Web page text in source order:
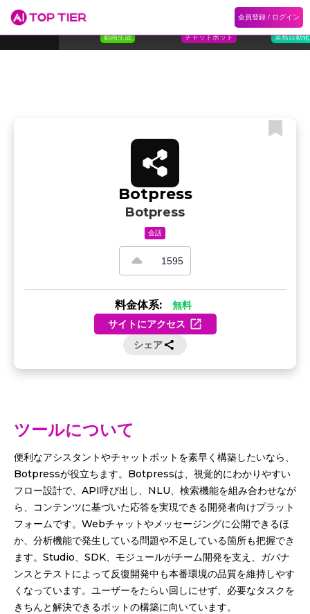
会員登録 / ログイン
ランキング
動画生成 チャットボット
3
Flokzu
業務自動化
Botpress
Botpress
会話
1595
料金体系: 無料
サイトにアクセス
シェア
ツールについて
便利なアシスタントやチャットボットを素早く構築したいなら、
Botpressが役立ちます。Botpressは、視覚的にわかりやすい
フロー設計で、API呼び出し、NLU、検索機能を組み合わせなが
ら、コンテンツに基づいた応答を実現できる開発者向けプラット
フォームです。Webチャットやメッセージングに公開できるほ
か、分析機能で発生している問題や不足している箇所も把握でき
ます。Studio、SDK、モジュールがチーム開発を支え、ガバナ
ンスとテストによって反復開発中も本番環境の品質を維持しやす
くなっています。ユーザーをたらい回しにせず、必要なタスクを
きちんと解決できるボットの構築に向いています。
ホーム 記事